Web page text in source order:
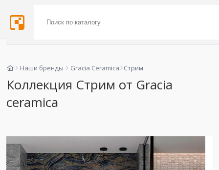
Наши бренды Gracia Ceramica Стрим
Коллекция Стрим от Gracia
ceramica